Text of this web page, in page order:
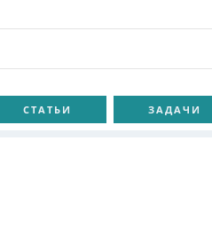
СТАТЬИ ЗАДАЧИ